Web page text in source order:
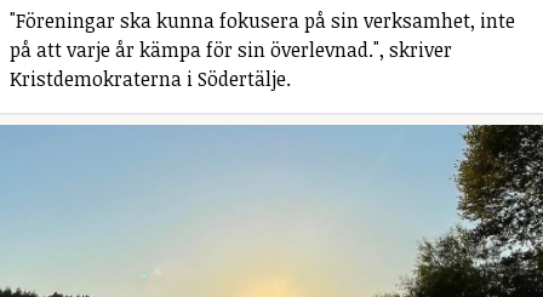
"Föreningar ska kunna fokusera på sin verksamhet, inte
på att varje år kämpa för sin överlevnad.", skriver
Kristdemokraterna i Södertälje.